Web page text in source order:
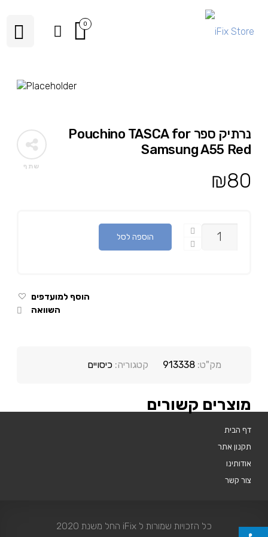
0
שתף
נרתיק ספר Pouchino TASCA for
Samsung A55 Red
₪80
כמות
הוספה לסל
הוסף למועדפים
השוואה
מק"ט:913338 קטגוריה:כיסויים
מוצרים קשורים
דף הבית
תקנון אתר
אודותינו
צור קשר
כל הזכויות שמורות ל iFix החל משנת 2020